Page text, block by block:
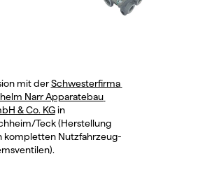
mit der Schwesterfirma
Narr Apparatebau
& Co. KG in
Teck (Herstellung
kompletten Nutzfahrzeug-